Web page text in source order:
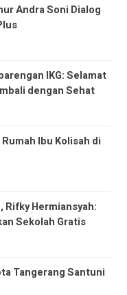
Andra Soni Dialog
IKG: Selamat
dengan Sehat
Ibu Kolisah di
Rifky Hermiansyah:
Sekolah Gratis
Tangerang Santuni